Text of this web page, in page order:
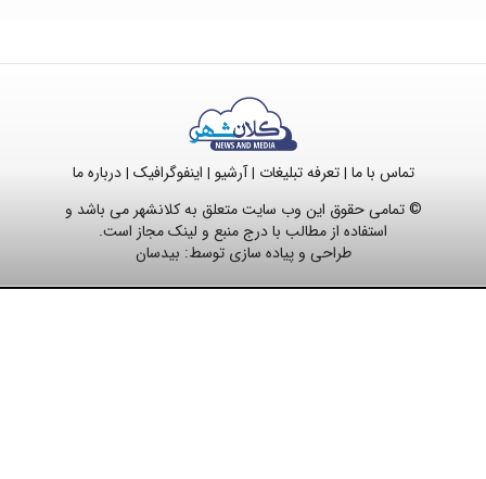
تماس با ما |تعرفه تبلیغات |آرشیو | اینفوگرافیک |درباره ما
© تمامی حقوق این وب سایت متعلق به کلانشهر می باشد و
استفاده از مطالب با درج منبع و لینک مجاز است.
طراحی و پیاده سازی توسط: بیدسان